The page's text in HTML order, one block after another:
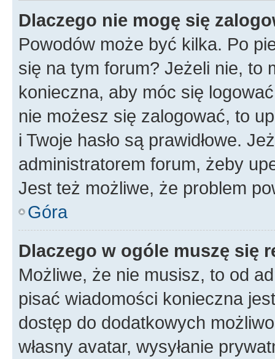
Dlaczego nie mogę się
Powodów może być kilka. Po
się na tym forum? Jeżeli nie, to
konieczna, aby móc się
nie możesz się zalogować, to
i Twoje hasło są prawidłowe.
administratorem forum, żeby
Jest też możliwe, że problem
Góra
Dlaczego w ogóle muszę się
Możliwe, że nie musisz, to od
pisać wiadomości konieczna
dostęp do dodatkowych
własny avatar, wysyłanie